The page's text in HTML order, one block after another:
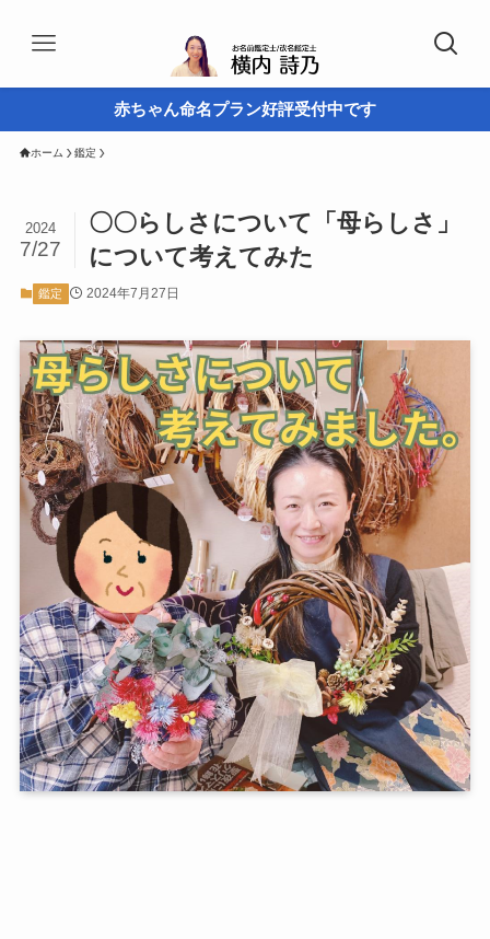
赤ちゃん命名プラン好評受付中です
ホーム 鑑定
〇〇らしさについて「母らしさ」
について考えてみた
2024
7/27
鑑定 2024年7月27日